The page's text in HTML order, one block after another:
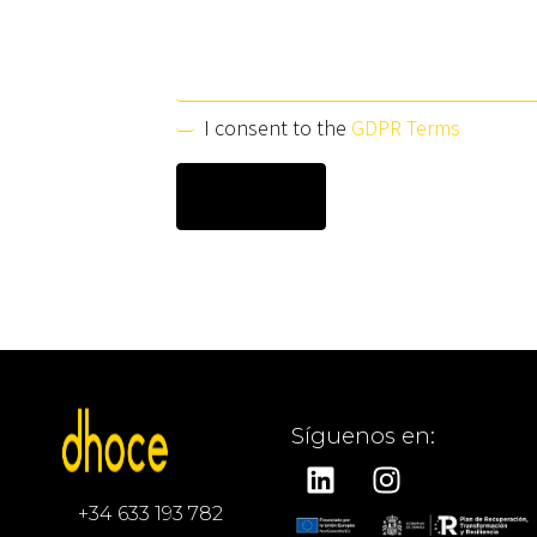
I consent to the GDPR Terms
+34 633 193 782
Síguenos en: